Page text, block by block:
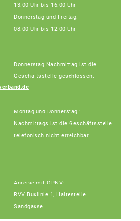
13:00 Uhr bis 16:00 Uhr
Donnerstag und Freitag:
08:00 Uhr bis 12:00 Uhr
Donnerstag Nachmittag ist die
Geschäftsstelle geschlossen.
Montag und Donnerstag :
Nachmittags ist die Geschäftsstelle
telefonisch nicht erreichbar.
Anreise mit ÖPNV:
RVV Buslinie 1, Haltestelle
Sandgasse